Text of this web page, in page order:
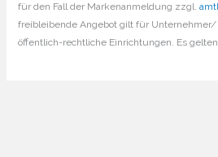
für den Fall der Markenanmeldung zzgl.
freibleibende Angebot gilt für
öffentlich-rechtliche Einrichtungen. Es